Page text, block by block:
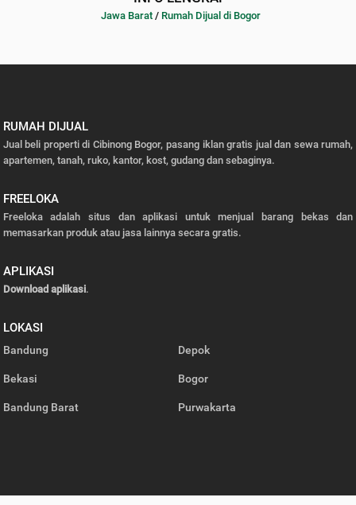
Jawa Barat/ Rumah Dijual di Bogor
RUMAH DIJUAL
Jual beli properti di Cibinong Bogor, pasang iklan gratis jual dan sewa rumah,
apartemen, tanah, ruko, kantor, kost, gudang dan sebaginya.
FREELOKA
Freeloka adalah situs dan aplikasi untuk menjual barang bekas dan
memasarkan produk atau jasa lainnya secara gratis.
APLIKASI
Download aplikasi.
LOKASI
Bandung Depok
Bekasi Bogor
Bandung Barat Purwakarta